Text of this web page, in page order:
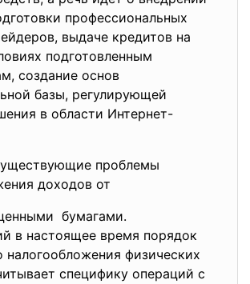
профессиональных
выдаче кредитов на
подготовленным
создание основ
базы, регулирующей
в области Интернет-
проблемы
доходов от
бумагами.
в настоящее время порядок
налогообложения физических
специфику операций с